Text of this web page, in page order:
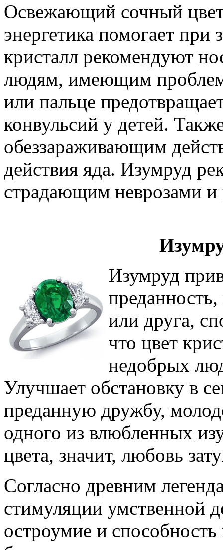
Освежающий сочный цвет
энергетика помогает при
кристалл рекомендуют
людям, имеющим
или пальце
конвульсий у детей.
обеззараживающим
действия яда. Изумруд
страдающим неврозами и
Изумруд
или друга,
что цвет
недобрых
Улучшает обстановку в
преданную дружбу,
одного из влюбленных
цвета, значит, любовь
Согласно древним
стимуляции умственной
остроумие и